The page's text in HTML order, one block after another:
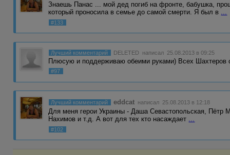
Знаешь Панас ... мой дед погиб на фронте, бабушка,
который проносила в семье до самой смерти. Я был в ...
#133
Лучший комментарий DELETED написал 25.08.2013 в 09:25
Плюсую и поддерживаю обеими руками) Всех Шахтеров
#97
Лучший комментарий eddcat написал 25.08.2013 в 12:18
Для меня герои Украины - Даша Севастопольская, Пётр
Нахимов и т.д. А вот для тех кто насаждает ...
#102